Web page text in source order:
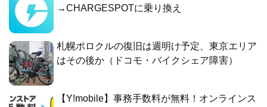
→CHARGESPOTに乗り換え
札幌ポロクルの復旧は週明け予定、東京エリア
はその後か（ドコモ・バイクシェア障害）
【Y!mobile】事務手数料が無料！オンラインス